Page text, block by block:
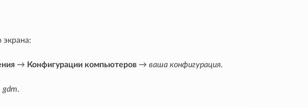
→ Конфигурации компьютеров→ ваша конфигурация.
gdm.